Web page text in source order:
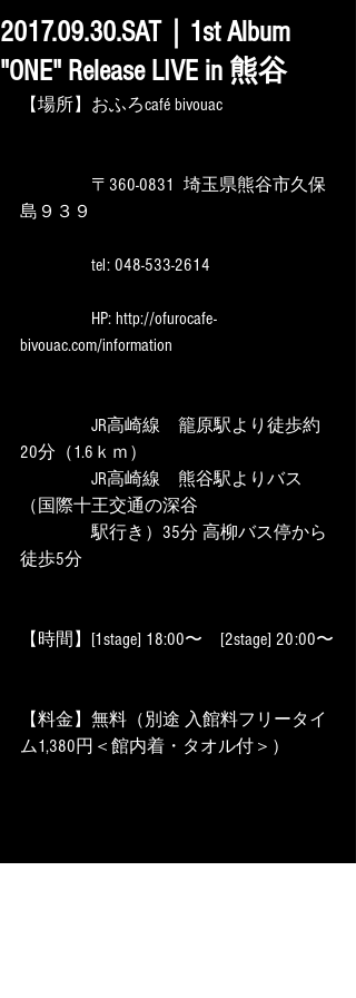
2017.09.30.SAT｜1st Album
"ONE" Release LIVE in 熊谷
【場所】おふろcafé bivouac
〒360-0831  埼玉県熊谷市久保
島９３９
tel: 048-533-2614
HP: http://ofurocafe-
bivouac.com/information
JR高崎線　籠原駅より徒歩約
20分（1.6ｋｍ）
JR高崎線　熊谷駅よりバス
（国際十王交通の深谷
駅行き）35分 高柳バス停から
徒歩5分
【時間】[1stage] 18:00〜　[2stage] 20:00〜
【料金】無料（別途 入館料フリータイ
ム1,380円＜館内着・タオル付＞）